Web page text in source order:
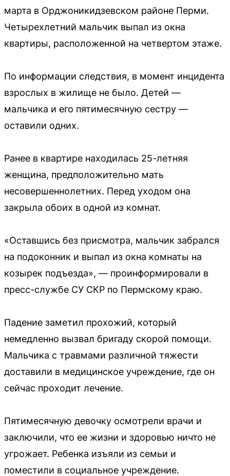
марта в Орджоникидзевском районе Перми.
Четырехлетний мальчик выпал из окна
квартиры, расположенной на четвертом этаже.
По информации следствия, в момент инцидента
взрослых в жилище не было. Детей —
мальчика и его пятимесячную сестру —
оставили одних.
Ранее в квартире находилась 25-летняя
женщина, предположительно мать
несовершеннолетних. Перед уходом она
закрыла обоих в одной из комнат.
«Оставшись без присмотра, мальчик забрался
на подоконник и выпал из окна комнаты на
козырек подъезда», — проинформировали в
пресс-службе СУ СКР по Пермскому краю.
Падение заметил прохожий, который
немедленно вызвал бригаду скорой помощи.
Мальчика с травмами различной тяжести
доставили в медицинское учреждение, где он
сейчас проходит лечение.
Пятимесячную девочку осмотрели врачи и
заключили, что ее жизни и здоровью ничто не
угрожает. Ребенка изъяли из семьи и
поместили в социальное учреждение.